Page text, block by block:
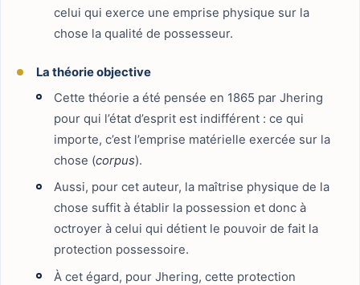
celui qui exerce une emprise physique sur la
chose la qualité de possesseur.
La théorie objective
Cette théorie a été pensée en 1865 par Jhering
pour qui l’état d’esprit est indifférent : ce qui
importe, c’est l’emprise matérielle exercée sur la
chose (corpus).
Aussi, pour cet auteur, la maîtrise physique de la
chose suffit à établir la possession et donc à
octroyer à celui qui détient le pouvoir de fait la
protection possessoire.
À cet égard, pour Jhering, cette protection